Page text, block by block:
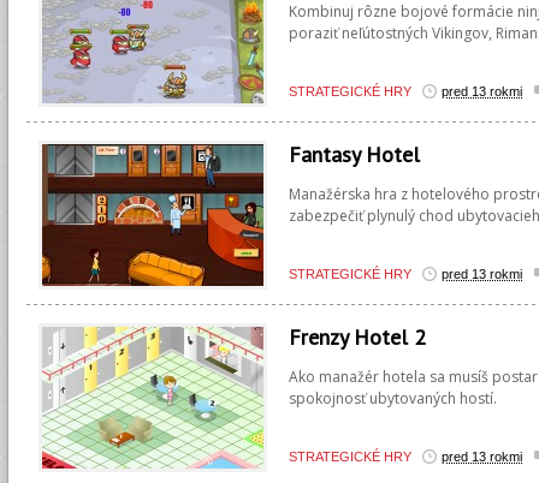
Kombinuj rôzne bojové formácie
poraziť neľútostných Vikingov,
STRATEGICKÉ HRY pred 13 rokmi
Fantasy Hotel
Manažérska hra z hotelového
zabezpečiť plynulý chod
STRATEGICKÉ HRY pred 13 rokmi
Frenzy Hotel 2
Ako manažér hotela sa musíš
spokojnosť ubytovaných hostí.
STRATEGICKÉ HRY pred 13 rokmi